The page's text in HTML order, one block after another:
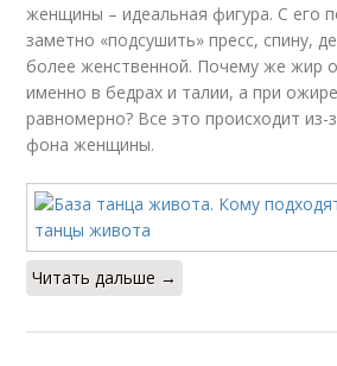
женщины – идеальная фигура. С
заметно «подсушить» пресс, спину,
более женственной. Почему же жир
именно в бедрах и талии, а при
равномерно? Все это происходит из-
фона женщины.
Читать дальше →